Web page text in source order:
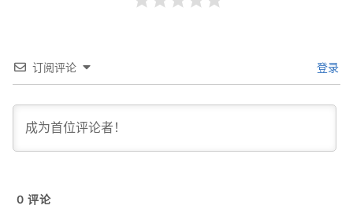
订阅评论 登录
0 评论